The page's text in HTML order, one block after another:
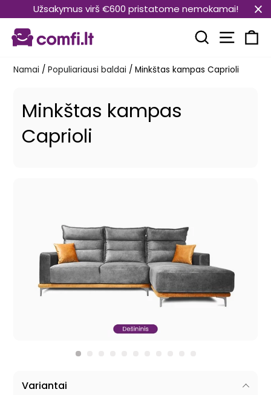
prie
turinio
Užsakymus virš €600 pristatome nemokamai!
Paieška
Namai / Populiariausi baldai / Minkštas kampas Caprioli
Minkštas kampas
Caprioli
Variantai